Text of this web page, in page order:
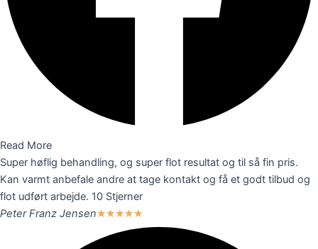
Read More
Super høflig behandling, og super flot resultat og til så fin pris.
Kan varmt anbefale andre at tage kontakt og få et godt tilbud og
flot udført arbejde. 10 Stjerner
Peter Franz Jensen★★★★★